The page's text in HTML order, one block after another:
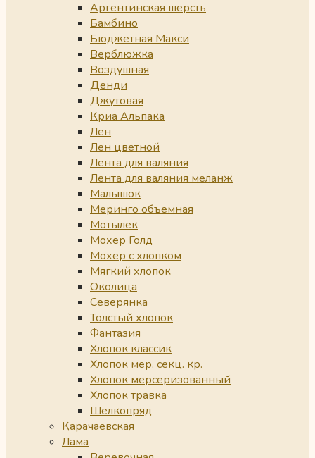
Аргентинская шерсть
Бамбино
Бюджетная Макси
Верблюжка
Воздушная
Денди
Джутовая
Криа Альпака
Лен
Лен цветной
Лента для валяния
Лента для валяния меланж
Малышок
Меринго объемная
Мотылёк
Мохер Голд
Мохер с хлопком
Мягкий хлопок
Околица
Северянка
Толстый хлопок
Фантазия
Хлопок классик
Хлопок мер. секц. кр.
Хлопок мерсеризованный
Хлопок травка
Шелкопряд
Карачаевская
Лама